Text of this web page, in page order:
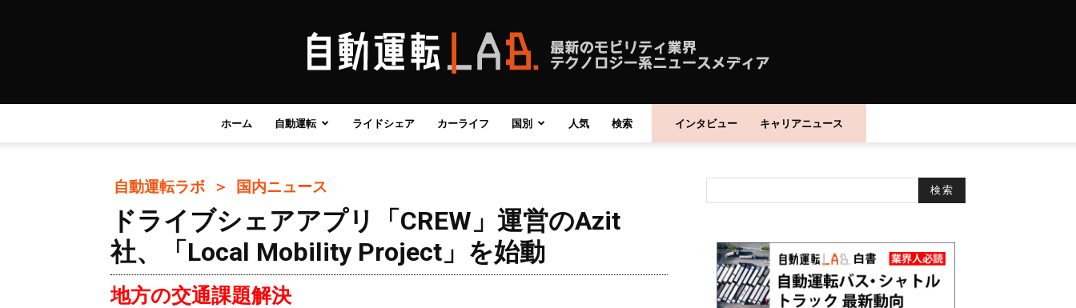
自
動
ホーム 自動運転 ライドシェア カーライフ 国別 人気 検索 インタビュー キャリアニュース
自動運転ラボ ＞ 国内ニュース
ドライブシェアアプリ「CREW」運営のAzit
社、「Local Mobility Project」を始動
地方の交通課題解決